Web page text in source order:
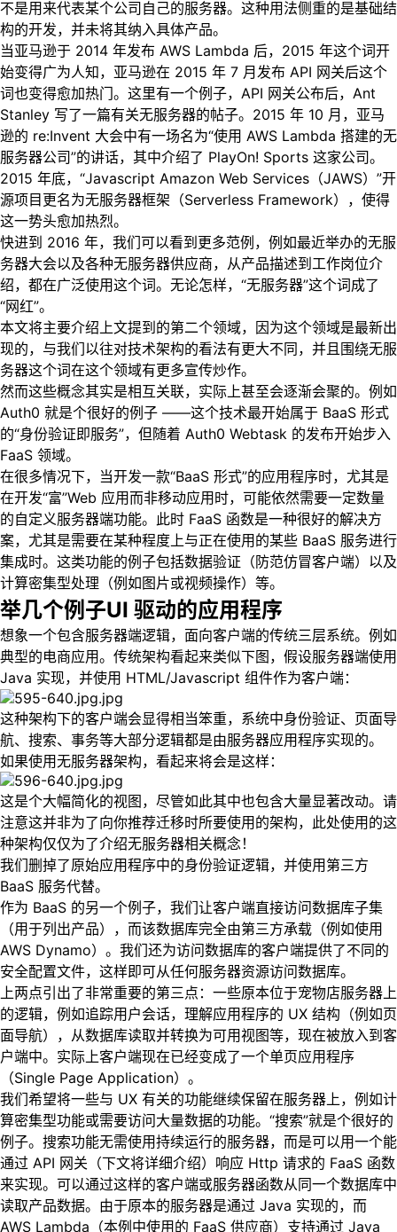
不是用来代表某个公司自己的服务器。这种用法侧重的是基础结
构的开发，并未将其纳入具体产品。
当亚马逊于 2014 年发布 AWS Lambda 后，2015 年这个词开
始变得广为人知，亚马逊在 2015 年 7 月发布 API 网关后这个
词也变得愈加热门。这里有一个例子，API 网关公布后，Ant
Stanley 写了一篇有关无服务器的帖子。2015 年 10 月，亚马
逊的 re:Invent 大会中有一场名为“使用 AWS Lambda 搭建的无
服务器公司”的讲话，其中介绍了 PlayOn! Sports 这家公司。
2015 年底，“Javascript Amazon Web Services（JAWS）”开
源项目更名为无服务器框架（Serverless Framework），使得
这一势头愈加热烈。
快进到 2016 年，我们可以看到更多范例，例如最近举办的无服
务器大会以及各种无服务器供应商，从产品描述到工作岗位介
绍，都在广泛使用这个词。无论怎样，“无服务器”这个词成了
“网红”。
本文将主要介绍上文提到的第二个领域，因为这个领域是最新出
现的，与我们以往对技术架构的看法有更大不同，并且围绕无服
务器这个词在这个领域有更多宣传炒作。
然而这些概念其实是相互关联，实际上甚至会逐渐会聚的。例如
Auth0 就是个很好的例子 ——这个技术最开始属于 BaaS 形式
的“身份验证即服务”，但随着 Auth0 Webtask 的发布开始步入
FaaS 领域。
在很多情况下，当开发一款“BaaS 形式”的应用程序时，尤其是
在开发“富”Web 应用而非移动应用时，可能依然需要一定数量
的自定义服务器端功能。此时 FaaS 函数是一种很好的解决方
案，尤其是需要在某种程度上与正在使用的某些 BaaS 服务进行
集成时。这类功能的例子包括数据验证（防范仿冒客户端）以及
计算密集型处理（例如图片或视频操作）等。
举几个例子UI 驱动的应用程序
想象一个包含服务器端逻辑，面向客户端的传统三层系统。例如
典型的电商应用。传统架构看起来类似下图，假设服务器端使用
Java 实现，并使用 HTML/Javascript 组件作为客户端：
这种架构下的客户端会显得相当笨重，系统中身份验证、页面导
航、搜索、事务等大部分逻辑都是由服务器应用程序实现的。
如果使用无服务器架构，看起来将会是这样：
这是个大幅简化的视图，尽管如此其中也包含大量显著改动。请
注意这并非为了向你推荐迁移时所要使用的架构，此处使用的这
种架构仅仅为了介绍无服务器相关概念！
我们删掉了原始应用程序中的身份验证逻辑，并使用第三方
BaaS 服务代替。
作为 BaaS 的另一个例子，我们让客户端直接访问数据库子集
（用于列出产品），而该数据库完全由第三方承载（例如使用
AWS Dynamo）。我们还为访问数据库的客户端提供了不同的
安全配置文件，这样即可从任何服务器资源访问数据库。
上两点引出了非常重要的第三点：一些原本位于宠物店服务器上
的逻辑，例如追踪用户会话，理解应用程序的 UX 结构（例如页
面导航），从数据库读取并转换为可用视图等，现在被放入到客
户端中。实际上客户端现在已经变成了一个单页应用程序
（Single Page Application）。
我们希望将一些与 UX 有关的功能继续保留在服务器上，例如计
算密集型功能或需要访问大量数据的功能。“搜索”就是个很好的
例子。搜索功能无需使用持续运行的服务器，而是可以用一个能
通过 API 网关（下文将详细介绍）响应 Http 请求的 FaaS 函数
来实现。可以通过这样的客户端或服务器函数从同一个数据库中
读取产品数据。由于原本的服务器是通过 Java 实现的，而
AWS Lambda（本例中使用的 FaaS 供应商）支持通过 Java